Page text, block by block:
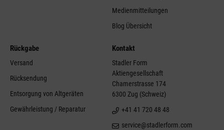
Medienmitteilungen
Blog Übersicht
Rückgabe
Versand
Rücksendung
Entsorgung von Altgeräten
Gewährleistung / Reparatur
Kontakt
Stadler Form
Aktiengesellschaft
Chamerstrasse 174
6300 Zug (Schweiz)
+41 41 720 48 48
service@stadlerform.com